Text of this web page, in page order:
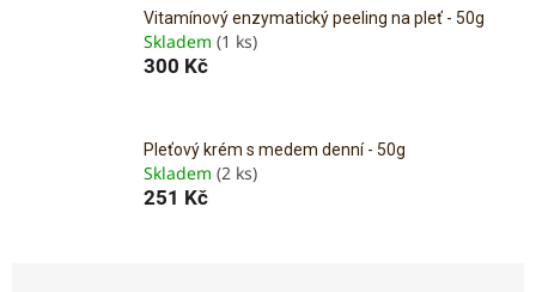
Vitamínový enzymatický peeling na pleť - 50g
Skladem (1 ks)
300 Kč
Pleťový krém s medem denní - 50g
Skladem (2 ks)
251 Kč